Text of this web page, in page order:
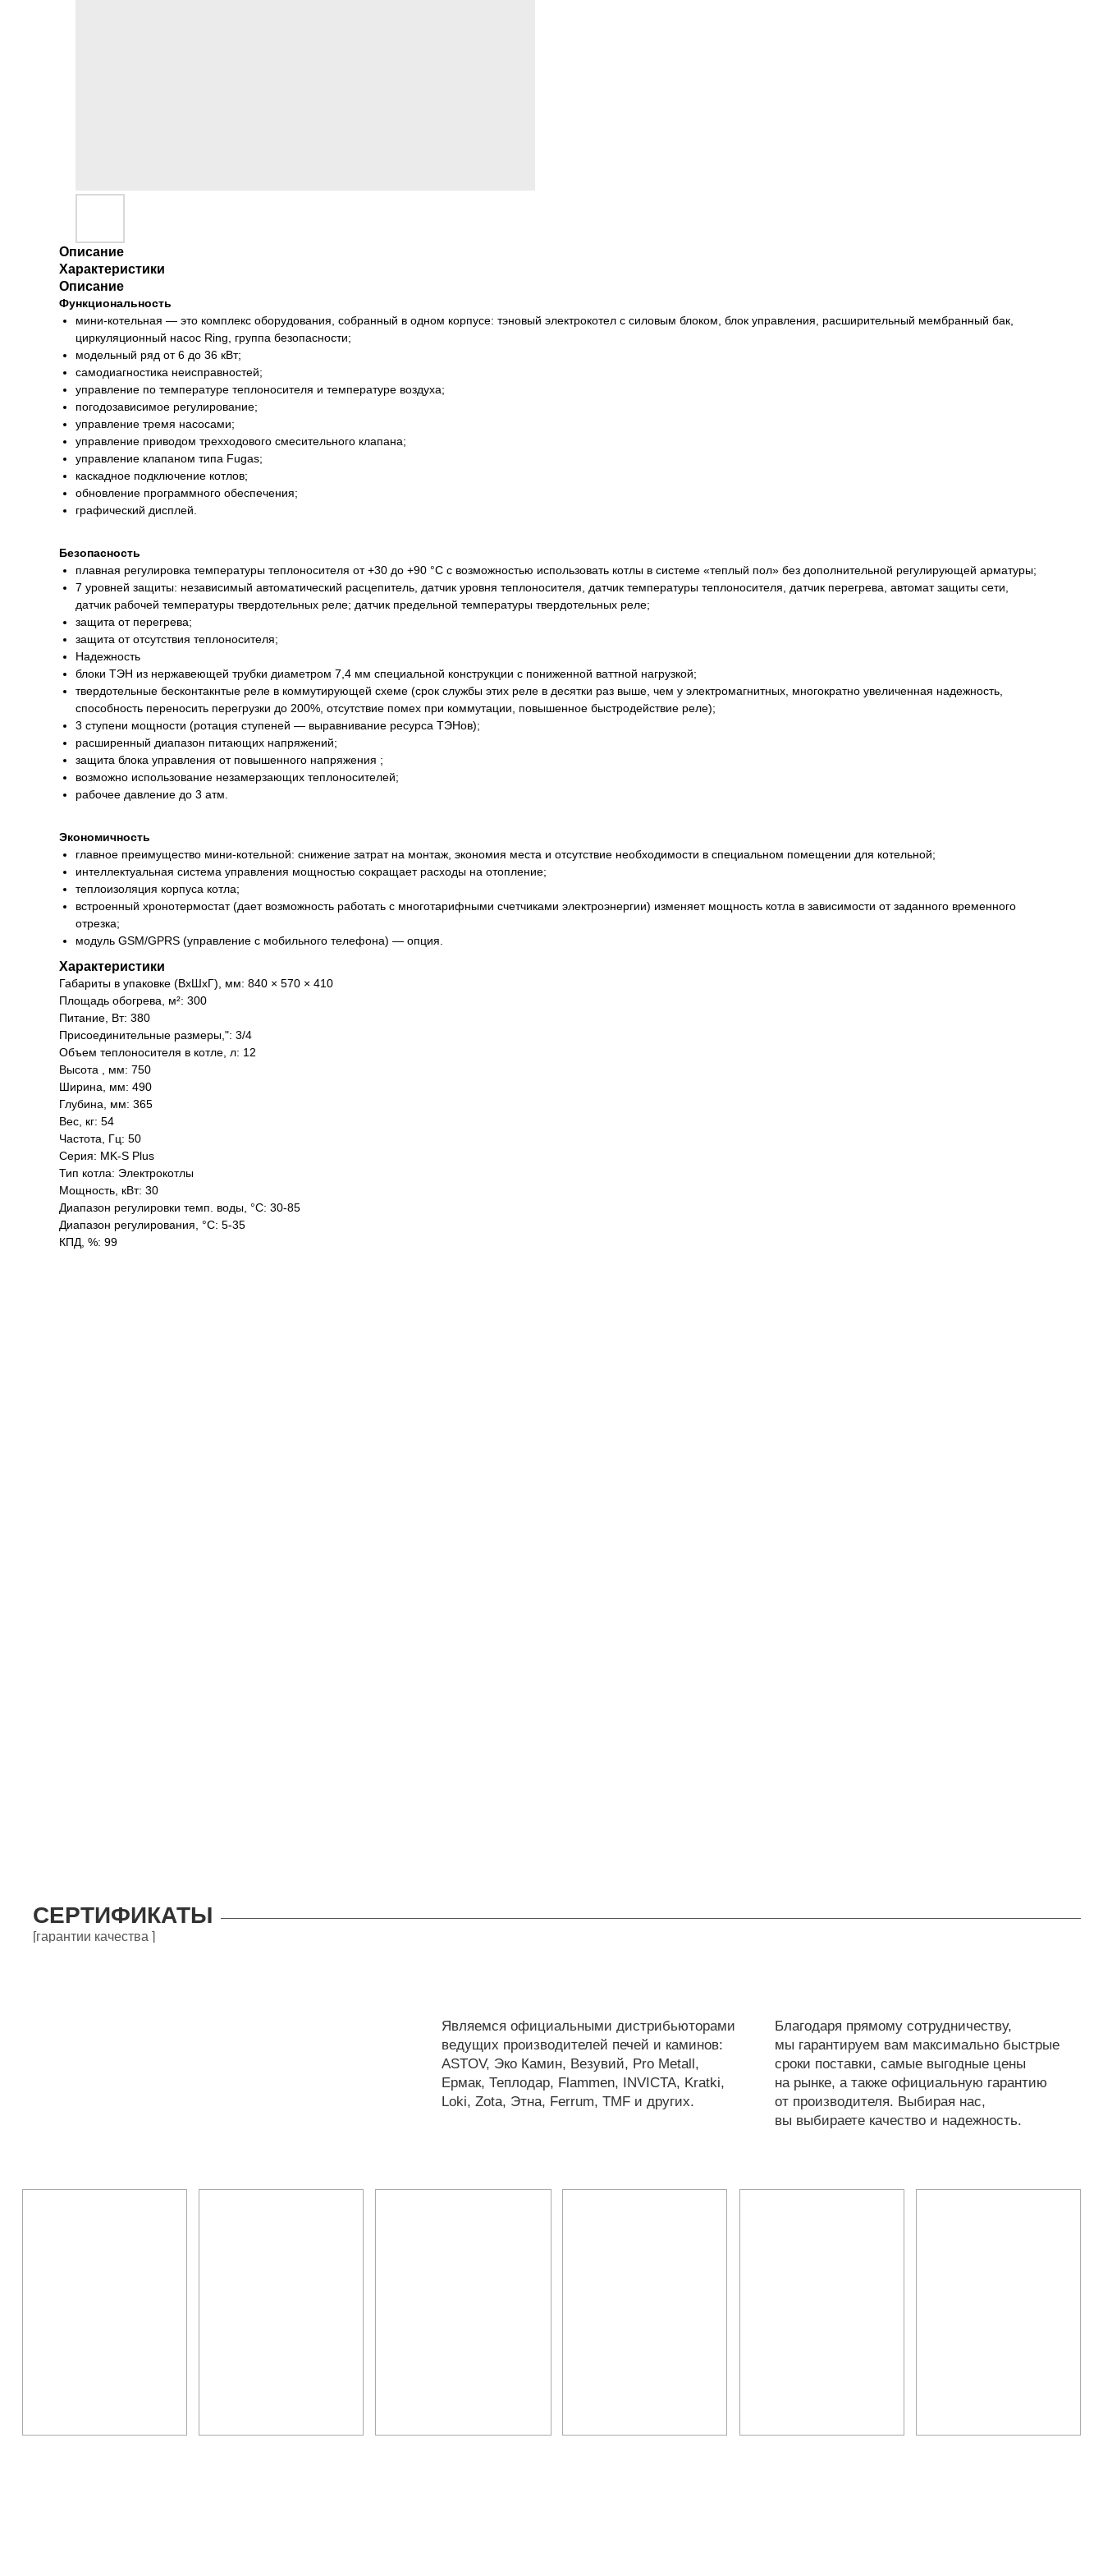
Описание
Характеристики
Описание
Функциональность
мини-котельная — это комплекс оборудования, собранный в одном корпусе: тэновый электрокотел с силовым блоком, блок управления, расширительный мембранный бак,
циркуляционный насос Ring, группа безопасности;
модельный ряд от 6 до 36 кВт;
самодиагностика неисправностей;
управление по температуре теплоносителя и температуре воздуха;
погодозависимое регулирование;
управление тремя насосами;
управление приводом трехходового смесительного клапана;
управление клапаном типa Fugas;
каскадное подключение котлов;
обновление программного обеспечения;
графический дисплей.
Безопасность
плавная регулировка температуры теплоносителя от +30 до +90 °С с возможностью использовать котлы в системе «теплый пол» без дополнительной регулирующей арматуры;
7 уровней защиты: независимый автоматический расцепитель, датчик уровня теплоносителя, датчик температуры теплоносителя, датчик перегрева, автомат защиты сети,
датчик рабочей температуры твердотельных реле; датчик предельной температуры твердотельных реле;
защита от перегрева;
защита от отсутствия теплоносителя;
Надежность
блоки ТЭН из нержавеющей трубки диаметром 7,4 мм специальной конструкции с пониженной ваттной нагрузкой;
твердотельные бесконтакнтые реле в коммутирующей схеме (срок службы этих реле в десятки раз выше, чем у электромагнитных, многократно увеличенная надежность,
способность переносить перегрузки до 200%, отсутствие помех при коммутации, повышенное быстродействие реле);
3 ступени мощности (ротация ступеней — выравнивание ресурса ТЭНов);
расширенный диапазон питающих напряжений;
защита блока управления от повышенного напряжения ;
возможно использование незамерзающих теплоносителей;
рабочее давление до 3 атм.
Экономичность
главное преимущество мини-котельной: снижение затрат на монтаж, экономия места и отсутствие необходимости в специальном помещении для котельной;
интеллектуальная система управления мощностью сокращает расходы на отопление;
теплоизоляция корпуса котла;
встроенный хронотермостат (дает возможность работать с многотарифными счетчиками электроэнергии) изменяет мощность котла в зависимости от заданного временного
отрезка;
модуль GSM/GPRS (управление с мобильного телефона) — опция.
Характеристики
Габариты в упаковке (ВхШхГ), мм: 840 × 570 × 410
Площадь обогрева, м²: 300
Питание, Вт: 380
Присоединительные размеры,": 3/4
Объем теплоносителя в котле, л: 12
Высота , мм: 750
Ширина, мм: 490
Глубина, мм: 365
Вес, кг: 54
Частота, Гц: 50
Серия: MK-S Plus
Тип котла: Электрокотлы
Мощность, кВт: 30
Диапазон регулировки темп. воды, °С: 30-85
Диапазон регулирования, °С: 5-35
КПД, %: 99
СЕРТИФИКАТЫ
[гарантии качества ]
Являемся официальными дистрибьюторами
ведущих производителей печей и каминов:
ASTOV, Эко Камин, Везувий, Pro Metall,
Ермак, Теплодар, Flammen, INVICTA, Kratki,
Loki, Zota, Этна, Ferrum, TMF и других.
Благодаря прямому сотрудничеству,
мы гарантируем вам максимально быстрые
сроки поставки, самые выгодные цены
на рынке, а также официальную гарантию
от производителя. Выбирая нас,
вы выбираете качество и надежность.